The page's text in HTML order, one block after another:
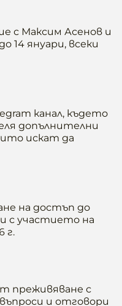
с Максим Асенов и
14 януари, всеки
канал, където
допълнителни
искат да
на достъп до
с участието на
г.
преживяване с
и отговори